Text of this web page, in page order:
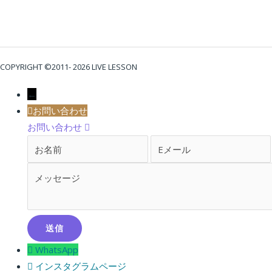
COPYRIGHT ©2011- 2026 LIVE LESSON
←
お問い合わせ
お問い合わせ
お名前
WhatsApp
インスタグラムページ